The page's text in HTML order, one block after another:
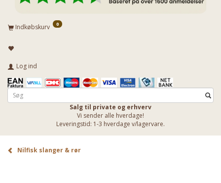
Indkøbskurv 0
Log ind
Salg til private og erhverv
Vi sender alle hverdage!
Leveringstid: 1-3 hverdage v/lagervare.
Nilfisk slanger & rør